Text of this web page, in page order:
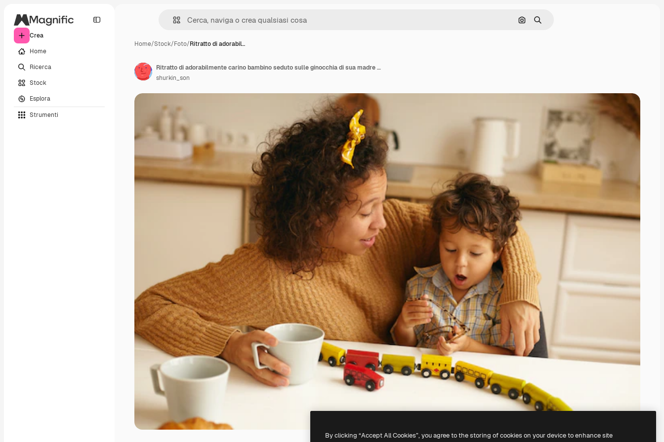
Crea
Home
Ricerca
Stock
Esplora
Strumenti
Cerca per immagine
Ricerca
Home/Stock/Foto/Ritratto di adorabil…
Ritratto di adorabilmente carino bambino seduto sulle ginocchia di sua madre con gli occhiali. Mamma felice che mangia il caffè del mattino in cucina mentre il figlio gioca con la ferrovia impostata sul tavolo. Congedo parentale e maternità
shurkin_son
By clicking “Accept All Cookies”, you agree to the storing of cookies on your device to enhance site